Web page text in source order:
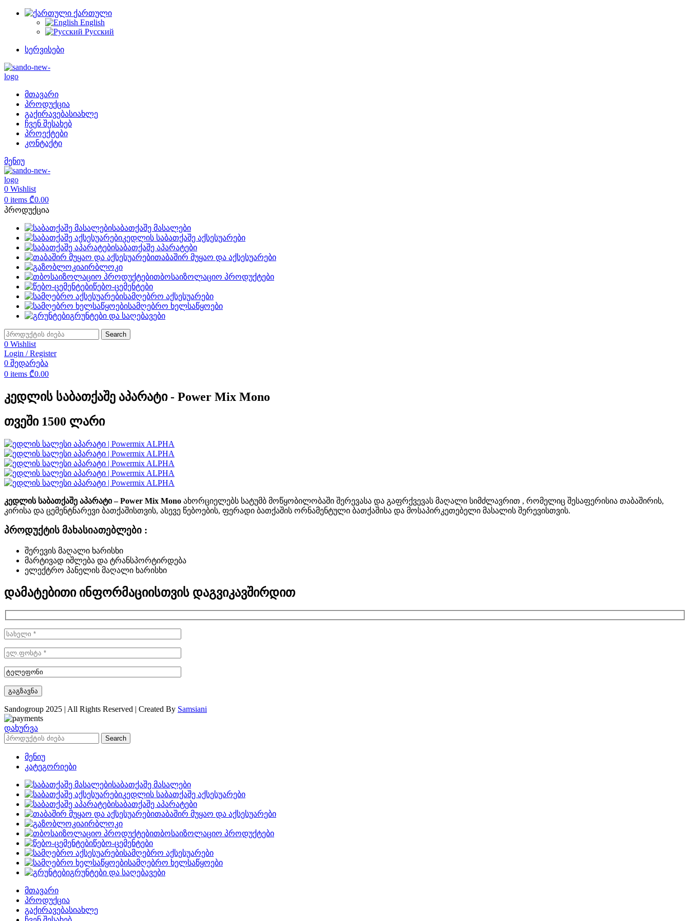
ქართული
English
Русский
სერვისები
მთავარი
პროდუქცია
გაქირავებასიახლე
ჩვენ შესახებ
პროექტები
კონტაქტი
მენიუ
0 Wishlist
0 items ₾0.00
პროდუქცია
საბათქაშე მასალები
კედლის საბათქაშე აქსესუარები
საბათქაშე აპარატები
თაბაშირ მუყაო და აქსესუარები
აირბლოკი
თბოსაიზოლაციო პროდუქტები
წებო-ცემენტები
სამღებრო აქსესუარები
სამღებრო ხელსაწყოები
გრუნტები და საღებავები
Search
0 Wishlist
Login / Register
0 შედარება
0 items ₾0.00
კედლის საბათქაშე აპარატი - Power Mix Mono
თვეში 1500 ლარი
კედლის საბათქაშე აპარატი – Power Mix Mono ახორციელებს სატუმბ მოწყობილობაში შერევასა და გაფრქვევას მაღალი სიმძლავრით , რომელიც შესაფერისია თაბაშირის,
კირისა და ცემენტნარევი ბათქაშისთვის, ასევე წებოების, ფერადი ბათქაშის ორნამენტული ბათქაშისა და მოსაპირკეთებელი მასალის შერევისთვის.
პროდუქტის მახასიათებლები :
შერევის მაღალი ხარისხი
მარტივად იშლება და ტრანსპორტირდება
ელექტრო პანელის მაღალი ხარისხი
დამატებითი ინფორმაციისთვის დაგვიკავშირდით
Sandogroup 2025 | All Rights Reserved | Created By Samsiani
დახურვა
Search
მენიუ
კატეგორიები
საბათქაშე მასალები
კედლის საბათქაშე აქსესუარები
საბათქაშე აპარატები
თაბაშირ მუყაო და აქსესუარები
აირბლოკი
თბოსაიზოლაციო პროდუქტები
წებო-ცემენტები
სამღებრო აქსესუარები
სამღებრო ხელსაწყოები
გრუნტები და საღებავები
მთავარი
პროდუქცია
გაქირავებასიახლე